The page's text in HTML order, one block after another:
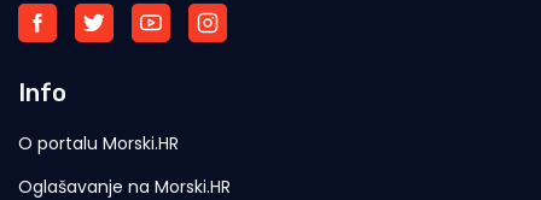
Info
O portalu Morski.HR
Oglašavanje na Morski.HR